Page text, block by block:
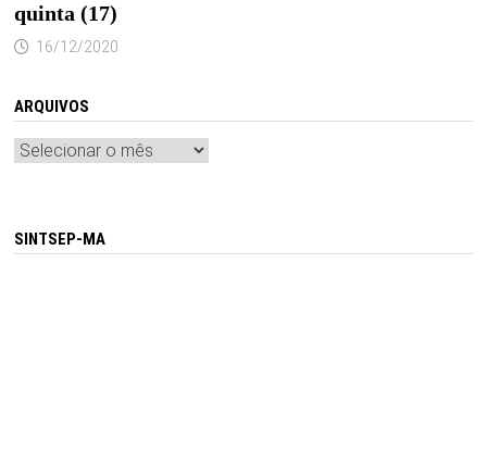
quinta (17)
16/12/2020
ARQUIVOS
Arquivos
SINTSEP-MA